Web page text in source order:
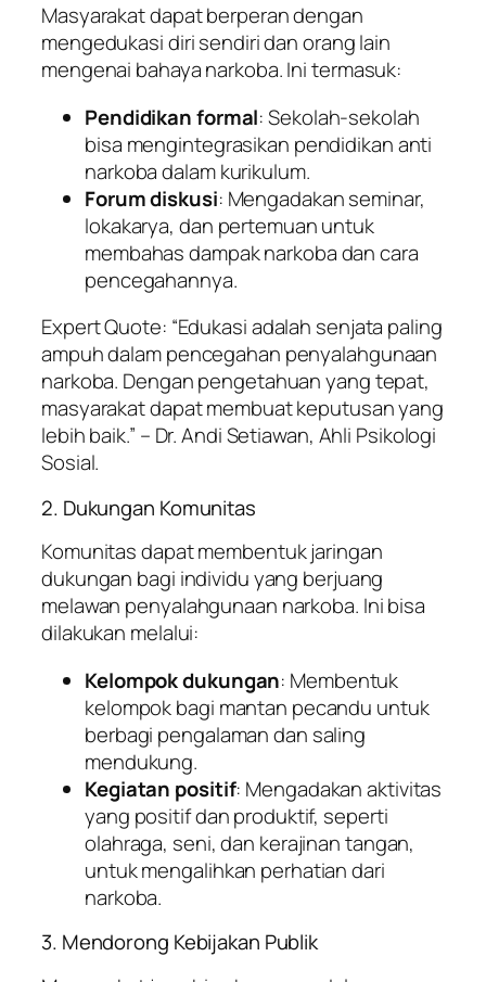
Masyarakat dapat berperan dengan
mengedukasi diri sendiri dan orang lain
mengenai bahaya narkoba. Ini termasuk:
Pendidikan formal: Sekolah-sekolah
bisa mengintegrasikan pendidikan anti
narkoba dalam kurikulum.
Forum diskusi: Mengadakan seminar,
lokakarya, dan pertemuan untuk
membahas dampak narkoba dan cara
pencegahannya.
Expert Quote: “Edukasi adalah senjata paling
ampuh dalam pencegahan penyalahgunaan
narkoba. Dengan pengetahuan yang tepat,
masyarakat dapat membuat keputusan yang
lebih baik.” – Dr. Andi Setiawan, Ahli Psikologi
Sosial.
2. Dukungan Komunitas
Komunitas dapat membentuk jaringan
dukungan bagi individu yang berjuang
melawan penyalahgunaan narkoba. Ini bisa
dilakukan melalui:
Kelompok dukungan: Membentuk
kelompok bagi mantan pecandu untuk
berbagi pengalaman dan saling
mendukung.
Kegiatan positif: Mengadakan aktivitas
yang positif dan produktif, seperti
olahraga, seni, dan kerajinan tangan,
untuk mengalihkan perhatian dari
narkoba.
3. Mendorong Kebijakan Publik